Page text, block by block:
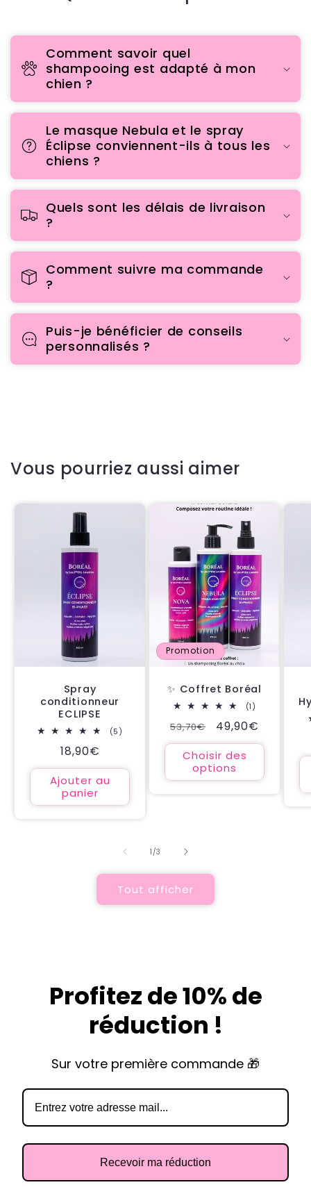
Comment savoir quel
shampooing est adapté à mon
chien ?
Le masque Nebula et le spray
Éclipse conviennent-ils à tous les
chiens ?
Quels sont les délais de livraison
?
Comment suivre ma commande
?
Puis-je bénéficier de conseils
personnalisés ?
Vous pourriez aussi aimer
Spray
conditionneur
ECLIPSE
(5)
Prix
habituel
18,90€
Ajouter au
panier
Promotion
✨ Coffret Boréal
(1)
des
Prix
habituel
53,70€
Prix
promotionnel
49,90€
Choisir des
options
1 /de
3
Tout afficher
Profitez de 10% de
réduction !
Sur votre première commande 🎁
Recevoir ma réduction